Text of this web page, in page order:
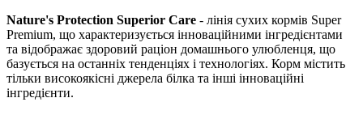
Nature's Protection Superior Care - лінія сухих кормів Super
Premium, що характеризується інноваційними інгредієнтами
та відображає здоровий раціон домашнього улюбленця, що
базується на останніх тенденціях і технологіях. Корм містить
тільки високоякісні джерела білка та інші інноваційні
інгредієнти.